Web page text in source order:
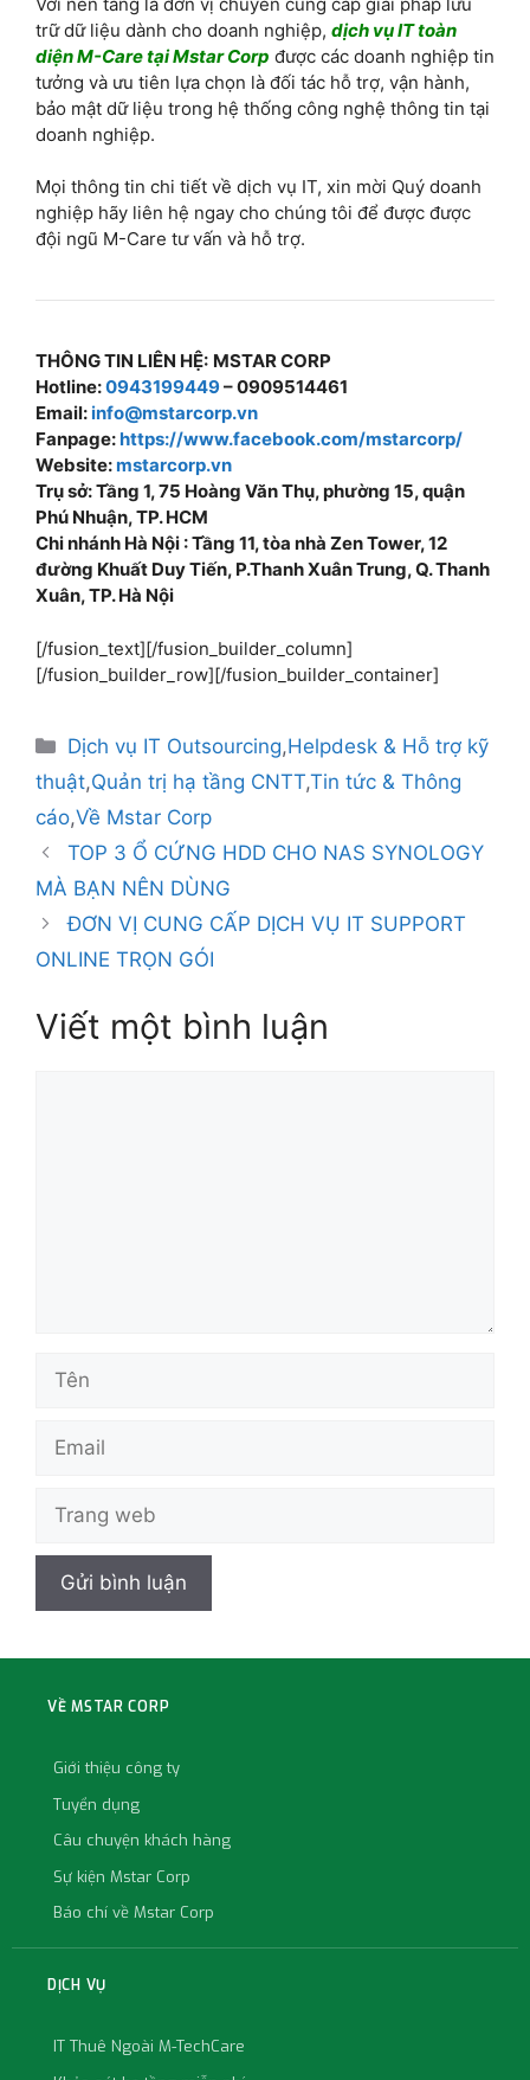
trữ dữ liệu dành cho doanh nghiệp, dịch vụ IT toàn
diện M-Care tại Mstar Corp được các doanh nghiệp tin
tưởng và ưu tiên lựa chọn là đối tác hỗ trợ, vận hành,
bảo mật dữ liệu trong hệ thống công nghệ thông tin tại
doanh nghiệp.
Mọi thông tin chi tiết về dịch vụ IT, xin mời Quý doanh
nghiệp hãy liên hệ ngay cho chúng tôi để được được
đội ngũ M-Care tư vấn và hỗ trợ.
THÔNG TIN LIÊN HỆ: MSTAR CORP
Hotline:0943199449– 0909514461
Email:info@mstarcorp.vn
Fanpage:https://www.facebook.com/mstarcorp/
Website:mstarcorp.vn
Trụ sở: Tầng 1, 75 Hoàng Văn Thụ, phường 15, quận
Phú Nhuận, TP. HCM
Chi nhánh Hà Nội : Tầng 11, tòa nhà Zen Tower, 12
đường Khuất Duy Tiến, P.Thanh Xuân Trung, Q. Thanh
Xuân, TP. Hà Nội
[/fusion_text][/fusion_builder_column]
[/fusion_builder_row][/fusion_builder_container]
Dịch vụ IT Outsourcing,Helpdesk & Hỗ trợ kỹ
thuật,Quản trị hạ tầng CNTT,Tin tức & Thông
cáo,Về Mstar Corp
TOP 3 Ổ CỨNG HDD CHO NAS SYNOLOGY
MÀ BẠN NÊN DÙNG
ĐƠN VỊ CUNG CẤP DỊCH VỤ IT SUPPORT
ONLINE TRỌN GÓI
Viết một bình luận
VỀ MSTAR CORP
Giới thiệu công ty
Tuyển dụng
Câu chuyện khách hàng
Sự kiện Mstar Corp
Báo chí về Mstar Corp
DỊCH VỤ
IT Thuê Ngoài M-TechCare